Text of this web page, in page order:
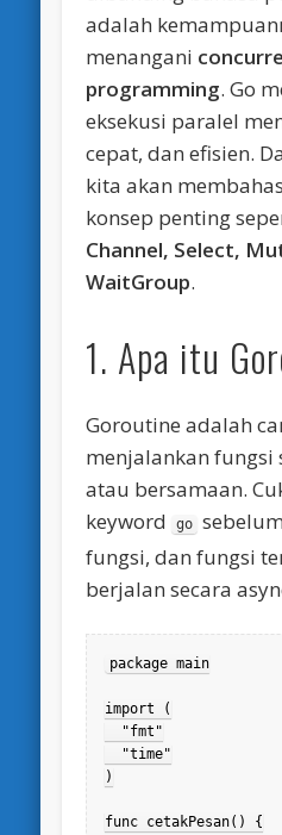
adalah
menangani
programming. Go
eksekusi paralel
cepat, dan efisien.
kita akan
konsep penting
Channel, Select,
WaitGroup.
1. Apa itu
Goroutine adalah
menjalankan fungsi
atau bersamaan.
keyword
go
fungsi, dan fungsi
berjalan secara
package main
import (
  "fmt"
  "time"
)
func cetakPesan() {